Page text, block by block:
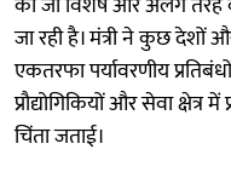
जा रही है। मंत्री ने कुछ देशों
एकतरफा पर्यावरणीय
प्रौद्योगिकियों और सेवा
चिंता जताई।